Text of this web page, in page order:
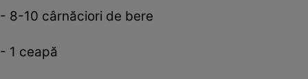
- 8-10 cârnăciori de bere
- 1 ceapă